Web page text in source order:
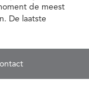
de meest
De laatste